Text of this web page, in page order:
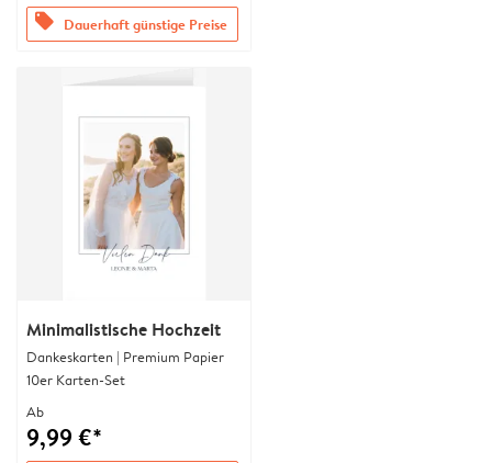
offers Dauerhaft günstige Preise
Minimalistische Hochzeit
Dankeskarten | Premium Papier
10er Karten-Set
Ab
9,99 €*